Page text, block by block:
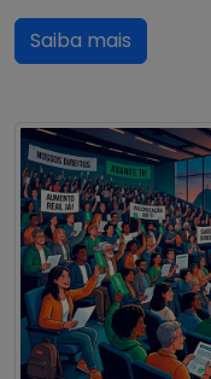
Saiba mais